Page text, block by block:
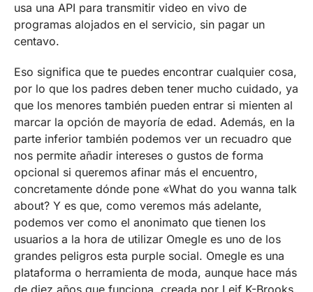
usa una API para transmitir video en vivo de
programas alojados en el servicio, sin pagar un
centavo.
Eso significa que te puedes encontrar cualquier cosa,
por lo que los padres deben tener mucho cuidado, ya
que los menores también pueden entrar si mienten al
marcar la opción de mayoría de edad. Además, en la
parte inferior también podemos ver un recuadro que
nos permite añadir intereses o gustos de forma
opcional si queremos afinar más el encuentro,
concretamente dónde pone «What do you wanna talk
about? Y es que, como veremos más adelante,
podemos ver como el anonimato que tienen los
usuarios a la hora de utilizar Omegle es uno de los
grandes peligros esta purple social. Omegle es una
plataforma o herramienta de moda, aunque hace más